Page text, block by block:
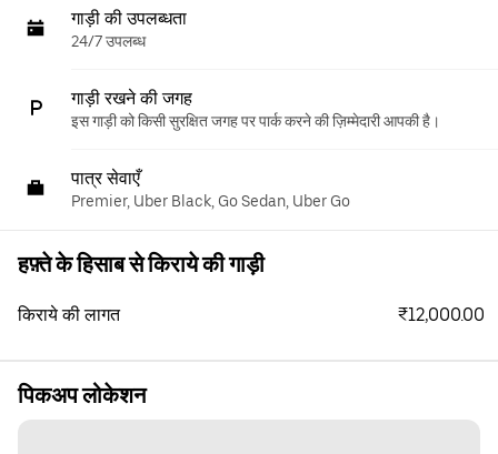
गाड़ी की उपलब्धता
24/7 उपलब्ध
गाड़ी रखने की जगह
इस गाड़ी को किसी सुरक्षित जगह पर पार्क करने की ज़िम्मेदारी आपकी है।
पात्र सेवाएँ
Premier, Uber Black, Go Sedan, Uber Go
हफ़्ते के हिसाब से किराये की गाड़ी
किराये की लागत ₹12,000.00
पिकअप लोकेशन